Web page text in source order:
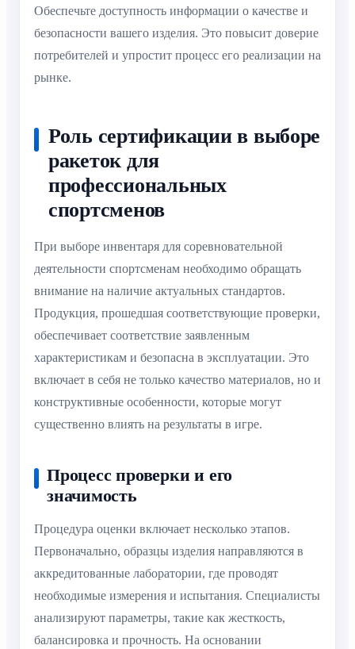
Обеспечьте доступность информации о качестве и
безопасности вашего изделия. Это повысит доверие
потребителей и упростит процесс его реализации на
рынке.
Роль сертификации в выборе
ракеток для
профессиональных
спортсменов
При выборе инвентаря для соревновательной
деятельности спортсменам необходимо обращать
внимание на наличие актуальных стандартов.
Продукция, прошедшая соответствующие проверки,
обеспечивает соответствие заявленным
характеристикам и безопасна в эксплуатации. Это
включает в себя не только качество материалов, но и
конструктивные особенности, которые могут
существенно влиять на результаты в игре.
Процесс проверки и его
значимость
Процедура оценки включает несколько этапов.
Первоначально, образцы изделия направляются в
аккредитованные лаборатории, где проводят
необходимые измерения и испытания. Специалисты
анализируют параметры, такие как жесткость,
балансировка и прочность. На основании